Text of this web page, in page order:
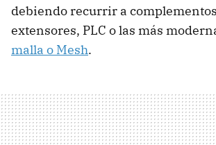
debiendo recurrir a
extensores, PLC o las más
malla o Mesh.